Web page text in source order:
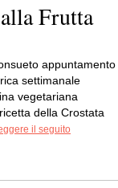
Frutta
appuntamento
settimanale
vegetariana
della Crostata
il seguito